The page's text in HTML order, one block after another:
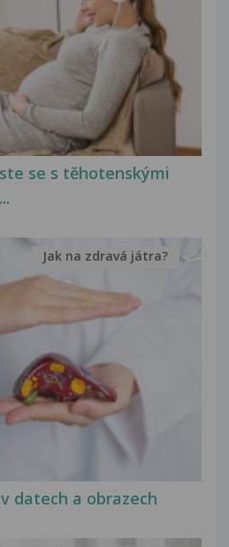
se s těhotenskými
datech a obrazech
Jak na zdravá játra?